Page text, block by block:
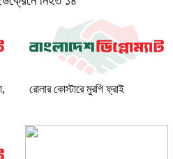
রোলার কোস্টারে মুরগি ফ্রাই